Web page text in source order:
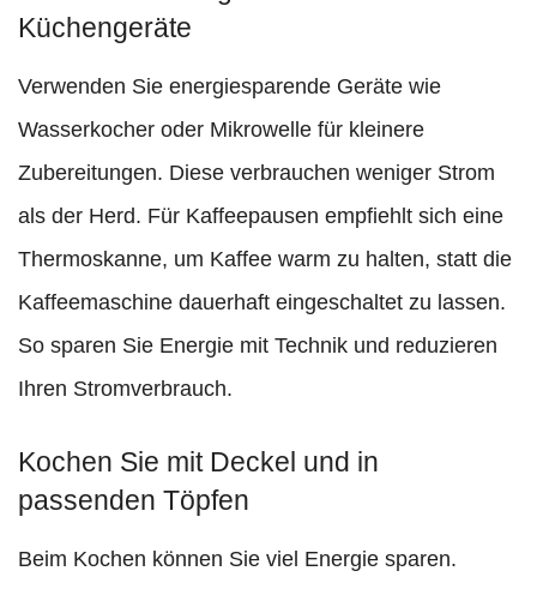
Küchengeräte
Verwenden Sie energiesparende Geräte wie
Wasserkocher oder Mikrowelle für kleinere
Zubereitungen. Diese verbrauchen weniger Strom
als der Herd. Für Kaffeepausen empfiehlt sich eine
Thermoskanne, um Kaffee warm zu halten, statt die
Kaffeemaschine dauerhaft eingeschaltet zu lassen.
So sparen Sie Energie mit Technik und reduzieren
Ihren Stromverbrauch.
Kochen Sie mit Deckel und in
passenden Töpfen
Beim Kochen können Sie viel Energie sparen.